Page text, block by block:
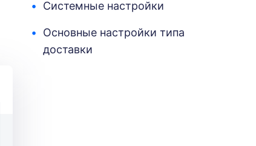
Системные настройки
Основные настройки типа
доставки